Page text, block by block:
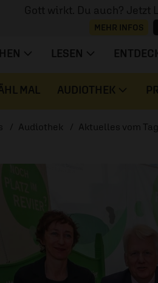
Gott wirkt. Du auch? Jetzt
MEHR INFOS
LESEN
MAL AUDIOTHEK
Audiothek Aktuelles vom Tag